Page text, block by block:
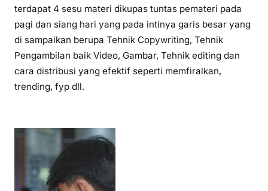
terdapat 4 sesu materi dikupas tuntas pemateri pada
pagi dan siang hari yang pada intinya garis besar yang
di sampaikan berupa Tehnik Copywriting, Tehnik
Pengambilan baik Video, Gambar, Tehnik editing dan
cara distribusi yang efektif seperti memfiralkan,
trending, fyp dll.